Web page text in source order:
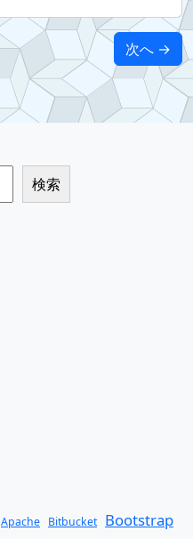
次へ →
検索
Apache Bitbucket Bootstrap